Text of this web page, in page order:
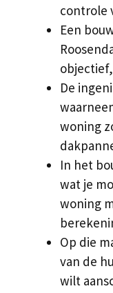
controle
Een
De
woning
In het
wat je
woning
Op die
van de
wilt